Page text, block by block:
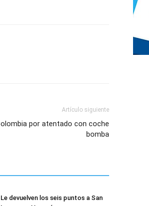
Artículo siguiente
por atentado con coche
bomba
Le devuelven los seis puntos a San